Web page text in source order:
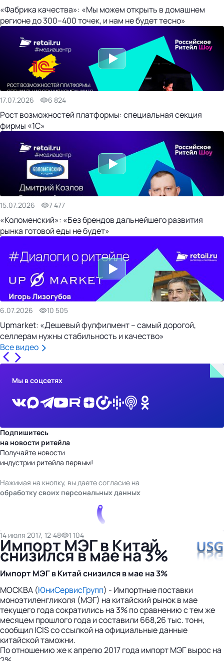
«Фабрика качества»: «Мы можем открыть в домашнем
регионе до 300–400 точек, и нам не будет тесно»
17.07.2026 6 824
Рост возможностей платформы: специальная секция
фирмы «1С»
15.07.2026 7 477
«Коломенский»: «Без брендов дальнейшего развития
рынка готовой еды не будет»
6.07.2026 10 505
Upmarket: «Дешевый фулфилмент – самый дорогой,
селлерам нужны стабильность и качество»
Все видео
Мы в соцсетях
Подпишитесь
на новости ритейла
Получайте новости
индустрии ритейла первым!
Нажимая на кнопку, вы даете согласие на
обработку своих персональных данных
14 июля 2017, 12:48 1 104
Импорт МЭГ в Китай
снизился в мае на 3%
Импорт МЭГ в Китай снизился в мае на 3%
МОСКВА (ЮниСервисГрупп) - Импортные поставки
моноэтиленгликоля (МЭГ) на китайский рынок в мае
текущего года сократились на 3% по сравнению с тем же
месяцем прошлого года и составили 668,26 тыс. тонн,
сообщил ICIS со ссылкой на официальные данные
китайской таможни.
По отношению же к апрелю 2017 года импорт МЭГ вырос на